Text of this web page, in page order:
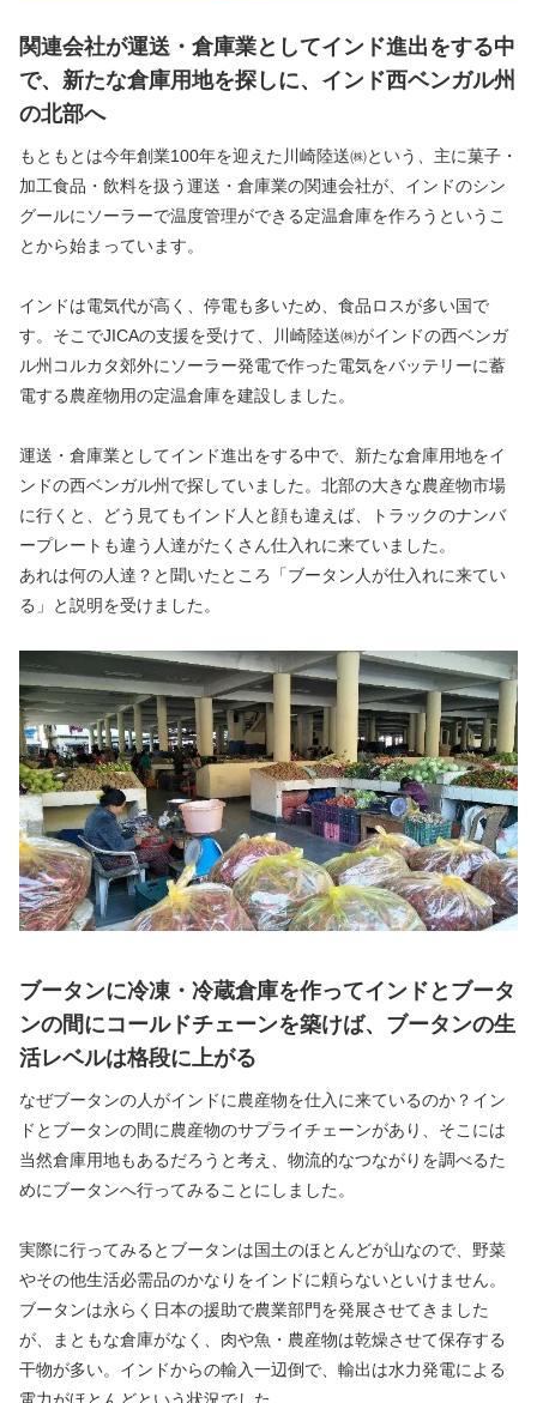
関連会社が運送・倉庫業としてインド進出をする中
で、 新たな倉庫用地を探しに、インド西ベンガル州
の北部へ
もともとは今年創業100年を迎えた川崎陸送㈱という、主に菓子・
加工食品・飲料を扱う運送・倉庫業の関連会社が、インドのシン
グールにソーラーで温度管理ができる定温倉庫を作ろうというこ
とから始まっています。
インドは電気代が高く、停電も多いため、食品ロスが多い国で
す。そこでJICAの支援を受けて、川崎陸送㈱がインドの西ベンガ
ル州コルカタ郊外にソーラー発電で作った電気をバッテリーに蓄
電する農産物用の定温倉庫を建設しました。
運送・倉庫業としてインド進出をする中で、新たな倉庫用地をイ
ンドの西ベンガル州で探していました。北部の大きな農産物市場
に行くと、どう見てもインド人と顔も違えば、トラックのナンバ
ープレートも違う人達がたくさん仕入れに来ていました。
あれは何の人達？と聞いたところ「ブータン人が仕入れに来てい
る」と説明を受けました。
ブータンに冷凍・冷蔵倉庫を作ってインドとブータ
ンの間にコールドチェーンを築けば、ブータンの生
活レベルは格段に上がる
なぜブータンの人がインドに農産物を仕入に来ているのか？イン
ドとブータンの間に農産物のサプライチェーンがあり、そこには
当然倉庫用地もあるだろうと考え、物流的なつながりを調べるた
めにブータンへ行ってみることにしました。
実際に行ってみるとブータンは国土のほとんどが山なので、野菜
やその他生活必需品のかなりをインドに頼らないといけません。
ブータンは永らく日本の援助で農業部門を発展させてきました
が、まともな倉庫がなく、肉や魚・農産物は乾燥させて保存する
干物が多い。インドからの輸入一辺倒で、輸出は水力発電による